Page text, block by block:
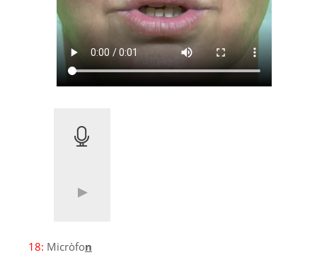
18: Micròfon